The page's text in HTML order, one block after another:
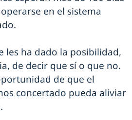
en el sistema
les ha dado la posibilidad,
de decir que sí o que no.
de que el
concertado pueda aliviar